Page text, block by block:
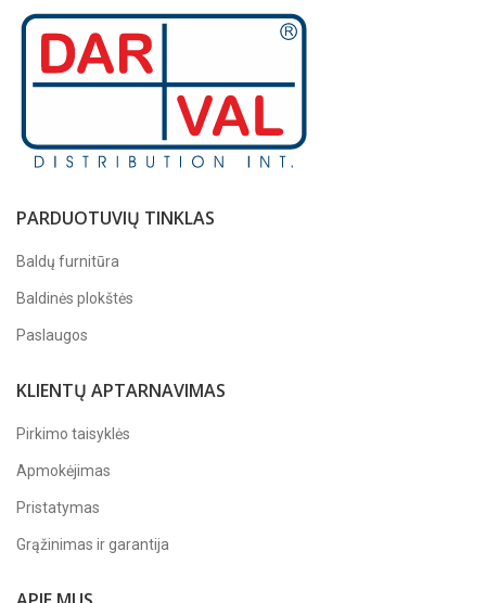
PARDUOTUVIŲ TINKLAS
Baldų furnitūra
Baldinės plokštės
Paslaugos
KLIENTŲ APTARNAVIMAS
Pirkimo taisyklės
Apmokėjimas
Pristatymas
Grąžinimas ir garantija